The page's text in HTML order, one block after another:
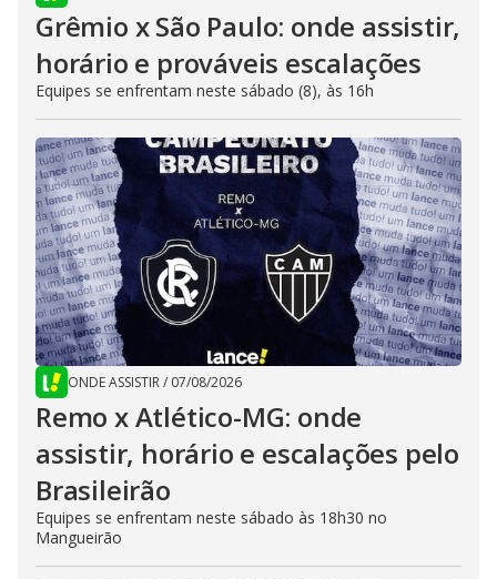
Grêmio x São Paulo: onde assistir,
horário e prováveis escalações
Equipes se enfrentam neste sábado (8), às 16h
ONDE ASSISTIR/ 07/08/2026
Remo x Atlético-MG: onde
assistir, horário e escalações pelo
Brasileirão
Equipes se enfrentam neste sábado às 18h30 no
Mangueirão